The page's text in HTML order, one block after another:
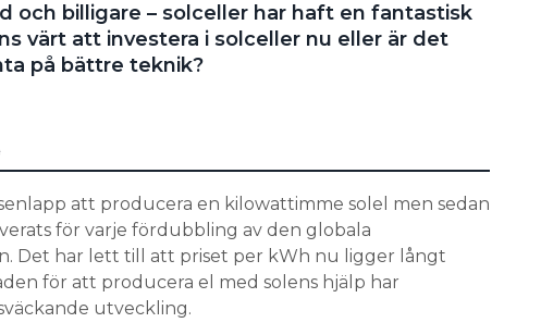
och billigare – solceller har haft en fantastisk
värt att investera i solceller nu eller är det
på bättre teknik?
att producera en kilowattimme solel men sedan
för varje fördubbling av den globala
Det har lett till att priset per kWh nu ligger långt
för att producera el med solens hjälp har
utveckling.